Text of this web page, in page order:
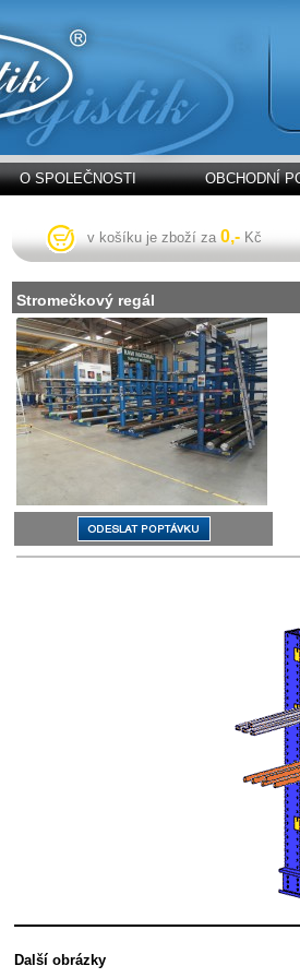
O SPOLEČNOSTI OBCHODNÍ
v košíku je zboží za 0,- Kč
Stromečkový regál
Další obrázky